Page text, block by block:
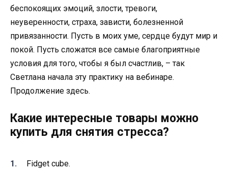
беспокоящих эмоций, злости, тревоги,
неуверенности, страха, зависти, болезненной
привязанности. Пусть в моих уме, сердце будут мир и
покой. Пусть сложатся все самые благоприятные
условия для того, чтобы я был счастлив, – так
Светлана начала эту практику на вебинаре.
Продолжение здесь.
Какие интересные товары можно
купить для снятия стресса?
Fidget cube.